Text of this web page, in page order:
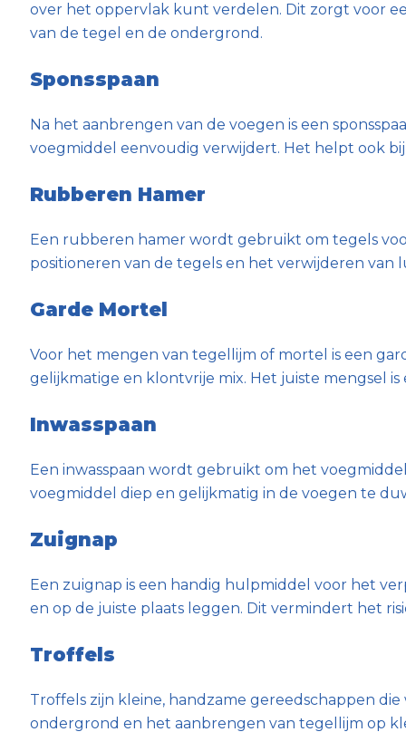
over het oppervlak kunt verdelen. Dit zorgt voor
van de tegel en de ondergrond.
Sponsspaan
Na het aanbrengen van de voegen is een
voegmiddel eenvoudig verwijdert. Het helpt ook
Rubberen Hamer
Een rubberen hamer wordt gebruikt om tegels
positioneren van de tegels en het verwijderen
Garde Mortel
Voor het mengen van tegellijm of mortel is een
gelijkmatige en klontvrije mix. Het juiste mengsel
Inwasspaan
Een inwasspaan wordt gebruikt om het
voegmiddel diep en gelijkmatig in de voegen te
Zuignap
Een zuignap is een handig hulpmiddel voor het
en op de juiste plaats leggen. Dit vermindert het
Troffels
Troffels zijn kleine, handzame gereedschappen
ondergrond en het aanbrengen van tegellijm op